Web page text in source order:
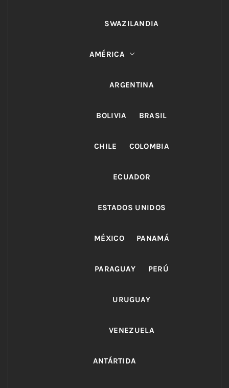
SWAZILANDIA
AMÉRICA
ARGENTINA
BOLIVIA BRASIL
CHILE COLOMBIA
ECUADOR
ESTADOS UNIDOS
MÉXICO PANAMÁ
PARAGUAY PERÚ
URUGUAY
VENEZUELA
ANTÁRTIDA